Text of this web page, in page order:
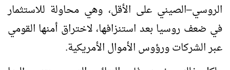
الروسي–الصيني على الأقل، وهي محاولة للاستثمار
في ضعف روسيا بعد استنزافها، لاختراق أمنها القومي
عبر الشركات ورؤوس الأموال الأمريكية.